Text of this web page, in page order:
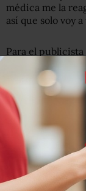
médica me la
así que solo voy
Para el
saberse con
también por la
un mes estará su
CAPASITS de
“Ayer el director
dijo, y lo
quesolo hay
compra por ese
Pero no se ha